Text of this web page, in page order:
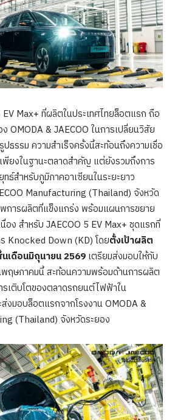
Max+ ที่ผลิตในประเทศไทยล็อตแรก ถือ
OMODA & JAECOO ในการเปลี่ยนวิสัย
ธรรม ความสำเร็จครั้งนี้สะท้อนถึงความเชื่อ
พียงในฐานะตลาดสำคัญ แต่ยังรวมถึงการ
ธ์สำหรับภูมิภาคอาเซียนในระยะยาว
Manufacturing (Thailand) จังหวัด
การผลิตที่แข็งแกร่ง พร้อมแผนการขยาย
ง สำหรับ JAECOO 5 EV Max+ ชุดแรกที่
Knocked Down (KD) โดยตั้งเป้าผลิต
เดือนมิถุนายน 2569 เตรียมส่งมอบให้กับ
พฤษภาคมนี้ สะท้อนความพร้อมด้านการผลิต
รเติบโตของตลาดรถยนต์ไฟฟ้าใน
ส่งมอบล็อตแรกจากโรงงาน OMODA &
(Thailand) จังหวัดระยอง